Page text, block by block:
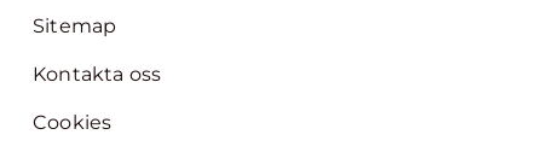
Sitemap
Kontakta oss
Cookies